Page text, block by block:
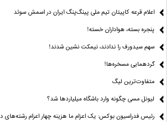
اعلام قرعه کاپیتان تیم ملی پینگ‌پنگ ایران در اسمش سوئد
پنجره بسته، هواداران خسته!
سهم سیدورف را ندادند، نیمکت نشین شدند!
گردهمایی مسخره‌ها!
متفاوت‌ترین لیگ
لیونل مسی چگونه وارد باشگاه میلیاردها شد؟
رئیس فدراسیون بوکس: یک اعزام ما هزینه چهار اعزام رشته‌های